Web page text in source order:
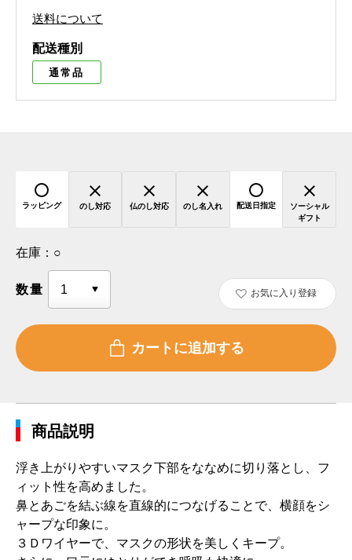
送料について
配送種別
通常品
ラッピング のし対応 仏のし対応 のし名入れ 配送日指定
ソーシャル
ギフト
在庫： ○
数量 お気に入り登録
商品説明
浮き上がりやすいマスク下部をななめに切り落とし、フ
ィット性を高めました。
鼻とあごを結ぶ線を直線的につなげることで、横顔をシ
ャープな印象に。
３Ｄワイヤーで、マスクの形状を美しくキープ。